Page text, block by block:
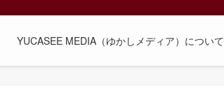
YUCASEE MEDIA（ゆかしメディア）について